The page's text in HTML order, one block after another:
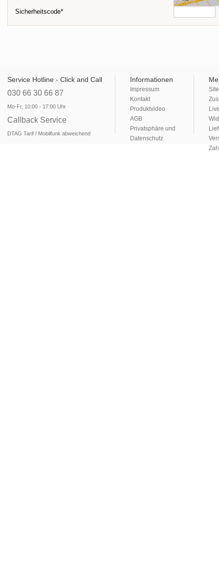
Sicherheitscode*
Service Hotline - Click and Call
030 66 30 66 87
Mo-Fr, 10:00 - 17:00 Uhr
Callback Service
DTAG Tarif / Mobilfunk abweichend
Informationen
Impressum
Kontakt
Produktvideo
AGB
Privatsphäre und
Datenschutz